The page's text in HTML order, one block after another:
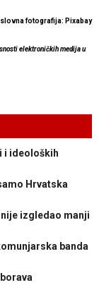
fotografija: Pixabay
elektroničkih medija u
i ideoloških
Hrvatska
nije izgledao manji
banda